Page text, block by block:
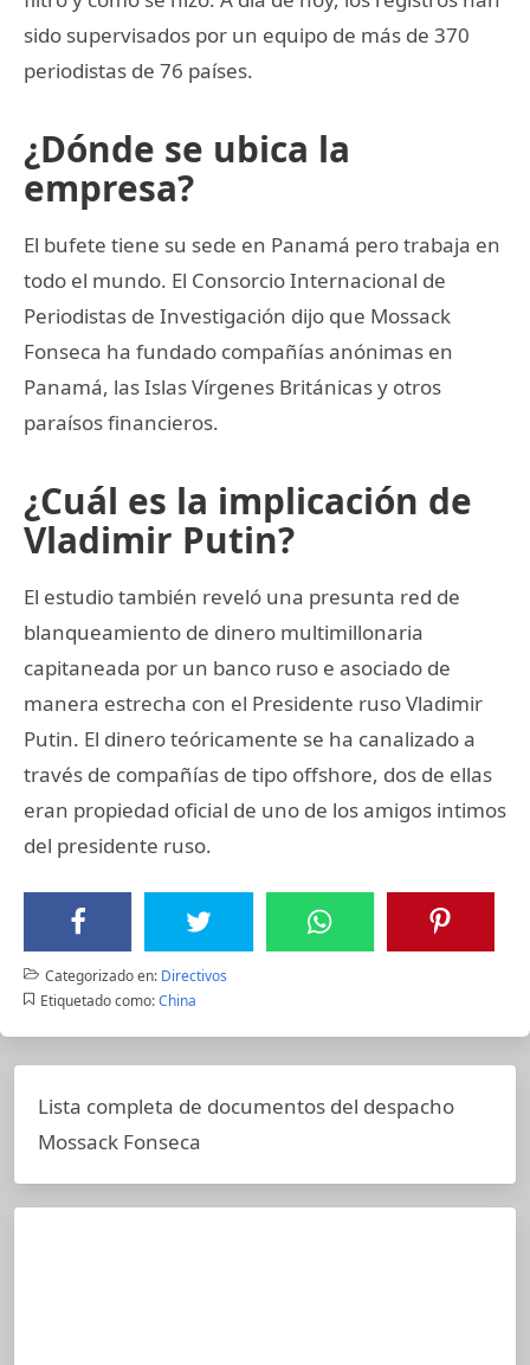
sido supervisados por un equipo de más de 370
periodistas de 76 países.
¿Dónde se ubica la
empresa?
El bufete tiene su sede en Panamá pero trabaja en
todo el mundo. El Consorcio Internacional de
Periodistas de Investigación dijo que Mossack
Fonseca ha fundado compañías anónimas en
Panamá, las Islas Vírgenes Británicas y otros
paraísos financieros.
¿Cuál es la implicación de
Vladimir Putin?
El estudio también reveló una presunta red de
blanqueamiento de dinero multimillonaria
capitaneada por un banco ruso e asociado de
manera estrecha con el Presidente ruso Vladimir
Putin. El dinero teóricamente se ha canalizado a
través de compañías de tipo offshore, dos de ellas
eran propiedad oficial de uno de los amigos intimos
del presidente ruso.
Categorizado en: Directivos
Etiquetado como: China
Lista completa de documentos del despacho
Mossack Fonseca